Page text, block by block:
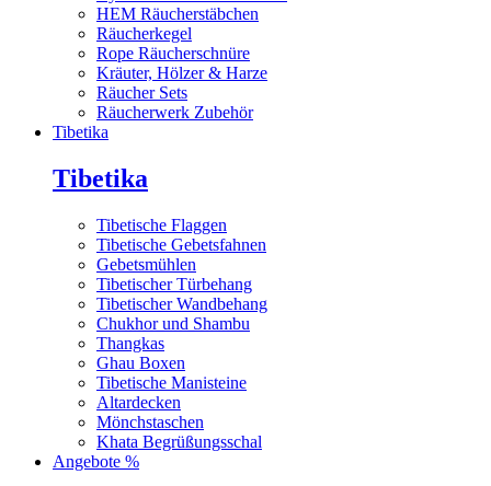
HEM Räucherstäbchen
Räucherkegel
Rope Räucherschnüre
Kräuter, Hölzer & Harze
Räucher Sets
Räucherwerk Zubehör
Tibetika
Tibetika
Tibetische Flaggen
Tibetische Gebetsfahnen
Gebetsmühlen
Tibetischer Türbehang
Tibetischer Wandbehang
Chukhor und Shambu
Thangkas
Ghau Boxen
Tibetische Manisteine
Altardecken
Mönchstaschen
Khata Begrüßungsschal
Angebote %